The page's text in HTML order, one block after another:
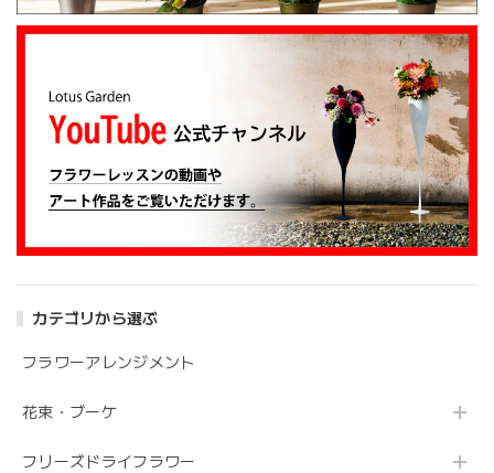
カテゴリから選ぶ
フラワーアレンジメント
花束・ブーケ
フリーズドライフラワー